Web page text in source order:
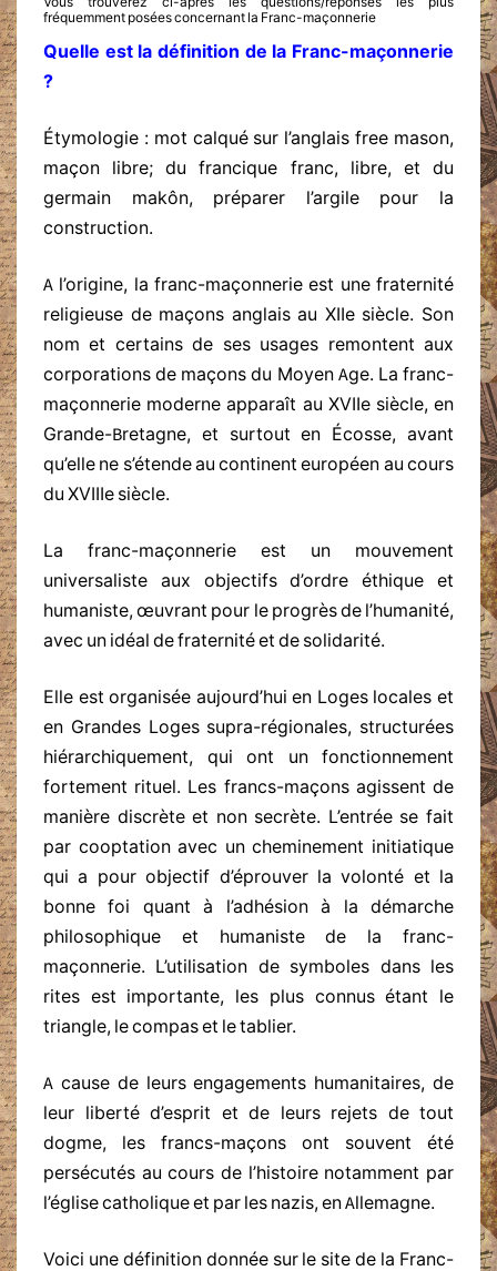
fréquemment posées concernant la Franc-maçonnerie
Quelle est la définition de la Franc-maçonnerie
?
Étymologie : mot calqué sur l’anglais free mason,
maçon libre; du francique franc, libre, et du
germain makôn, préparer l’argile pour la
construction.
A l’origine, la franc-maçonnerie est une fraternité
religieuse de maçons anglais au XIIe siècle. Son
nom et certains de ses usages remontent aux
corporations de maçons du Moyen Age. La franc-
maçonnerie moderne apparaît au XVIIe siècle, en
Grande-Bretagne, et surtout en Écosse, avant
qu’elle ne s’étende au continent européen au cours
du XVIIIe siècle.
La franc-maçonnerie est un mouvement
universaliste aux objectifs d’ordre éthique et
humaniste, œuvrant pour le progrès de l’humanité,
avec un idéal de fraternité et de solidarité.
Elle est organisée aujourd’hui en Loges locales et
en Grandes Loges supra-régionales, structurées
hiérarchiquement, qui ont un fonctionnement
fortement rituel. Les francs-maçons agissent de
manière discrète et non secrète. L’entrée se fait
par cooptation avec un cheminement initiatique
qui a pour objectif d’éprouver la volonté et la
bonne foi quant à l’adhésion à la démarche
philosophique et humaniste de la franc-
maçonnerie. L’utilisation de symboles dans les
rites est importante, les plus connus étant le
triangle, le compas et le tablier.
A cause de leurs engagements humanitaires, de
leur liberté d’esprit et de leurs rejets de tout
dogme, les francs-maçons ont souvent été
persécutés au cours de l’histoire notamment par
l’église catholique et par les nazis, en Allemagne.
Voici une définition donnée sur le site de la Franc-